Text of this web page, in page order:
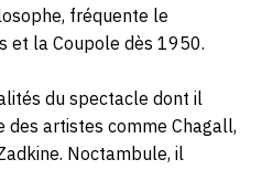
fréquente le
et la Coupole dès 1950.
du spectacle dont il
artistes comme Chagall,
Noctambule, il